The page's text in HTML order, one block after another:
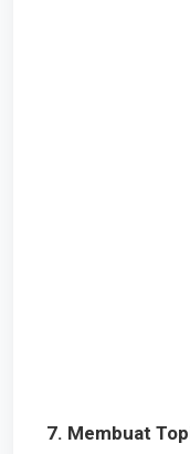
7. Membuat